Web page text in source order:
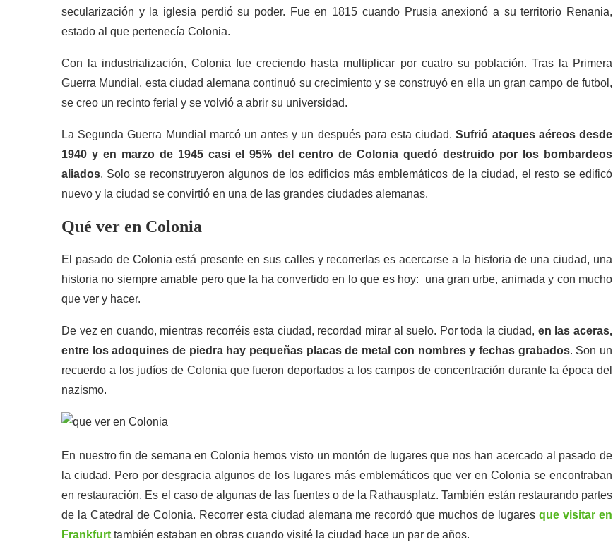
secularización y la iglesia perdió su poder. Fue en 1815 cuando Prusia anexionó a su territorio Renania,
estado al que pertenecía Colonia.
Con la industrialización, Colonia fue creciendo hasta multiplicar por cuatro su población. Tras la Primera
Guerra Mundial, esta ciudad alemana continuó su crecimiento y se construyó en ella un gran campo de futbol,
se creo un recinto ferial y se volvió a abrir su universidad.
La Segunda Guerra Mundial marcó un antes y un después para esta ciudad.Sufrió ataques aéreos desde
1940 y en marzo de 1945 casi el 95% del centro de Colonia quedó destruido por los bombardeos
aliados. Solo se reconstruyeron algunos de los edificios más emblemáticos de la ciudad, el resto se edificó
nuevo y la ciudad se convirtió en una de las grandes ciudades alemanas.
Qué ver en Colonia
El pasado de Colonia está presente en sus calles y recorrerlas es acercarse a la historia de una ciudad, una
historia no siempre amable pero que la ha convertido en lo que es hoy: una gran urbe, animada y con mucho
que ver y hacer.
De vez en cuando, mientras recorréis esta ciudad, recordad mirar al suelo. Por toda la ciudad, en las aceras,
entre los adoquines de piedra hay pequeñas placas de metal con nombres y fechas grabados. Son un
recuerdo a los judíos de Colonia que fueron deportados a los campos de concentración durante la época del
nazismo.
En nuestro fin de semana en Colonia hemos visto un montón de lugares que nos han acercado al pasado de
la ciudad. Pero por desgracia algunos de los lugares más emblemáticos que ver en Colonia se encontraban
en restauración. Es el caso de algunas de las fuentes o de la Rathausplatz. También están restaurando partes
de la Catedral de Colonia. Recorrer esta ciudad alemana me recordó que muchos de lugaresque visitar en
Frankfurt también estaban en obras cuando visité la ciudad hace un par de años.